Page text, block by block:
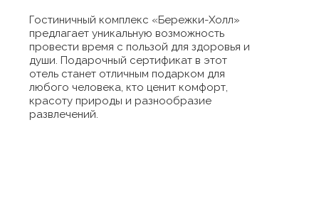
Гостиничный комплекс «Бережки-Холл»
предлагает уникальную возможность
провести время с пользой для здоровья и
души. Подарочный сертификат в этот
отель станет отличным подарком для
любого человека, кто ценит комфорт,
красоту природы и разнообразие
развлечений.